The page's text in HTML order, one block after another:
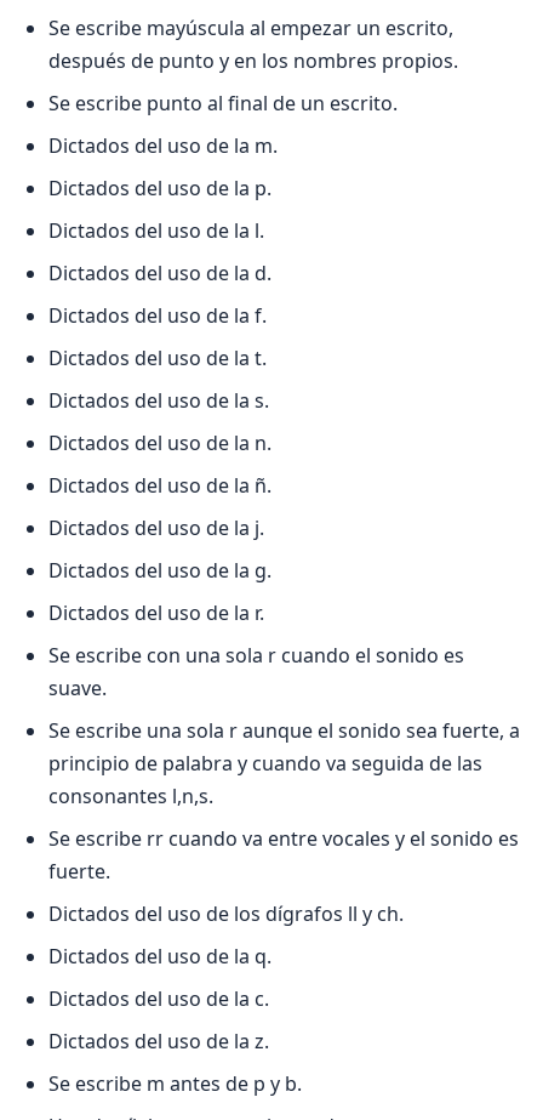
Se escribe mayúscula al empezar un escrito,
después de punto y en los nombres propios.
Se escribe punto al final de un escrito.
Dictados del uso de la m.
Dictados del uso de la p.
Dictados del uso de la l.
Dictados del uso de la d.
Dictados del uso de la f.
Dictados del uso de la t.
Dictados del uso de la s.
Dictados del uso de la n.
Dictados del uso de la ñ.
Dictados del uso de la j.
Dictados del uso de la g.
Dictados del uso de la r.
Se escribe con una sola r cuando el sonido es
suave.
Se escribe una sola r aunque el sonido sea fuerte, a
principio de palabra y cuando va seguida de las
consonantes l,n,s.
Se escribe rr cuando va entre vocales y el sonido es
fuerte.
Dictados del uso de los dígrafos ll y ch.
Dictados del uso de la q.
Dictados del uso de la c.
Dictados del uso de la z.
Se escribe m antes de p y b.